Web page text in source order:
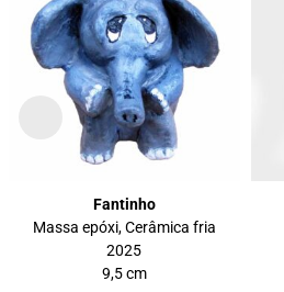
Fantinho
Massa epóxi, Cerâmica fria
2025
9,5 cm